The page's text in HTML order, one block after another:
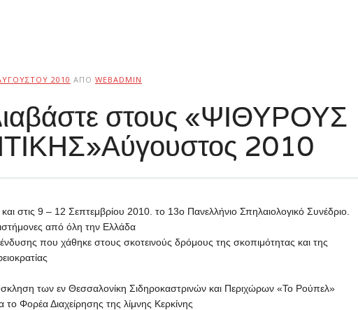
2010 ΑΠΌ WEBADMIN
στους «ΨΙΘΥΡΟΥΣ
2010
στις 9 – 12 Σεπτεμβρίου 2010. το 13o Πανελλήνιο Σπηλαιολογικό Συνέδριο.
από όλη την Ελλάδα
που χάθηκε στους σκοτεινούς δρόμους της σκοπιμότητας και της
των εν Θεσσαλονίκη Σιδηροκαστρινών και Περιχώρων «Το Ρούπελ»
Φορέα Διαχείρησης της λίμνης Κερκίνης